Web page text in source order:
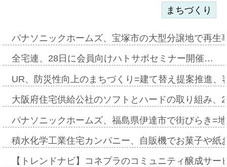
まちづくり
パナソニックホームズ、宝塚市の大型分譲地で再
全宅連、28日に会員向けハトサポセミナー開催…
UR、防災性向上のまちづくり=建て替え提案推進
大阪府住宅供給公社のソフトとハードの取り組み
パナソニックホームズ、福島県伊達市で街びらき=
積水化学工業住宅カンパニー、自販機でお菓子や
【トレンドナビ】コネプラのコミュニティ醸成サ